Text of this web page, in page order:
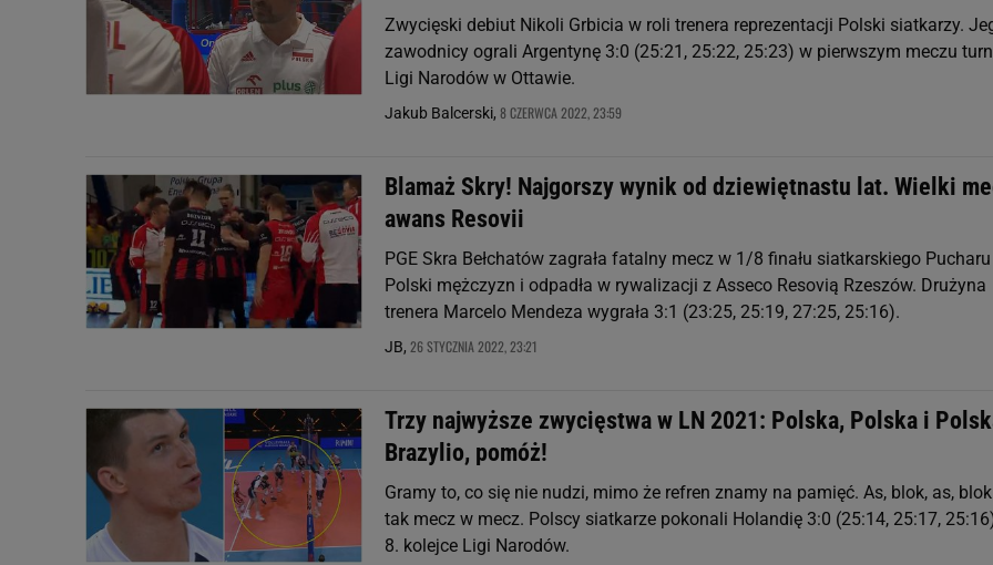
Zwycięski debiut Nikoli Grbicia w roli trenera reprezentacji Polski siatkarzy.
zawodnicy ograli Argentynę 3:0 (25:21, 25:22, 25:23) w pierwszym meczu
Ligi Narodów w Ottawie.
Jakub Balcerski, 8 CZERWCA 2022, 23:59
Blamaż Skry! Najgorszy wynik od dziewiętnastu lat. Wielki
awans Resovii
PGE Skra Bełchatów zagrała fatalny mecz w 1/8 finału siatkarskiego Pucharu
Polski mężczyzn i odpadła w rywalizacji z Asseco Resovią Rzeszów. Drużyna
trenera Marcelo Mendeza wygrała 3:1 (23:25, 25:19, 27:25, 25:16).
JB, 26 STYCZNIA 2022, 23:21
Trzy najwyższe zwycięstwa w LN 2021: Polska, Polska i
Brazylio, pomóż!
Gramy to, co się nie nudzi, mimo że refren znamy na pamięć. As, blok, as,
tak mecz w mecz. Polscy siatkarze pokonali Holandię 3:0 (25:14, 25:17,
8. kolejce Ligi Narodów.